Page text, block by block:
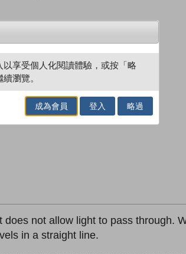
試閲 加入閱讀紀錄
入／閱讀電子書
not allow light to pass through.
in a straight line.
以享受個人化閱讀體驗，或按「略
瀏覽。
成為會員 登入 略過